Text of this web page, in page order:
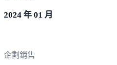
2024 年 01 月
企劃銷售